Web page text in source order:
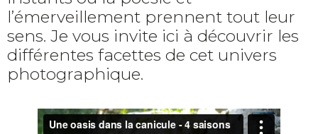
l’émerveillement prennent tout leur
sens. Je vous invite ici à découvrir les
différentes facettes de cet univers
photographique.